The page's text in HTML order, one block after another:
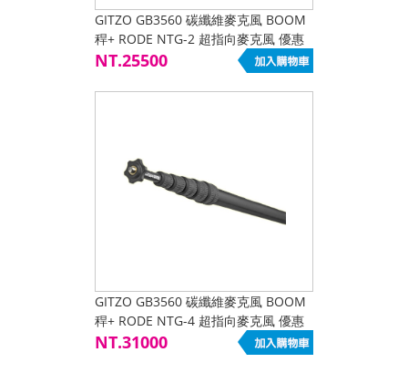
GITZO GB3560 碳纖維麥克風 BOOM
稈+ RODE NTG-2 超指向麥克風 優惠
套組
NT.25500
GITZO GB3560 碳纖維麥克風 BOOM
稈+ RODE NTG-4 超指向麥克風 優惠
套組
NT.31000